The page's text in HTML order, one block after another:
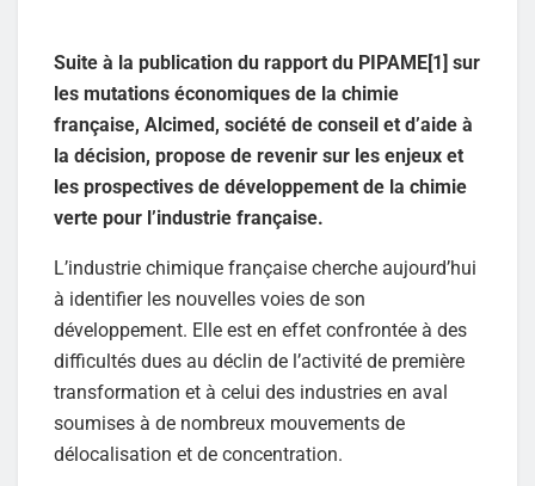
Suite à la publication du rapport du PIPAME[1] sur
les mutations économiques de la chimie
française, Alcimed, société de conseil et d’aide à
la décision, propose de revenir sur les enjeux et
les prospectives de développement de la chimie
verte pour l’industrie française.
L’industrie chimique française cherche aujourd’hui
à identifier les nouvelles voies de son
développement. Elle est en effet confrontée à des
difficultés dues au déclin de l’activité de première
transformation et à celui des industries en aval
soumises à de nombreux mouvements de
délocalisation et de concentration.